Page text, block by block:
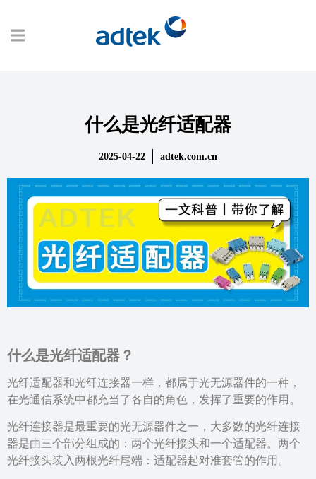
什么是光纤适配器
2025-04-22 adtek.com.cn
什么是光纤适配器？
光纤适配器和光纤连接器一样，都属于光无源器件的一种，
在光通信系统中都充当了各自的角色，发挥了重要的作用。
光纤连接器是最重要的光无源器件之一，大多数的光纤连接
器是由三个部分组成的：两个光纤接头和一个适配器。两个
光纤接头装入两根光纤尾端：适配器起对准套管的作用。